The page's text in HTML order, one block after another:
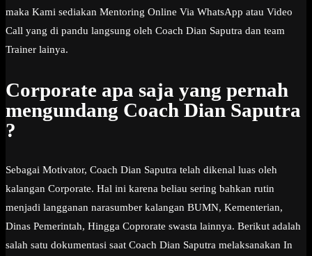
maka Kami sediakan Mentoring Online Via WhatsApp atau Video
Call yang di pandu langsung oleh Coach Dian Saputra dan team
Trainer lainya.
Corporate apa saja yang pernah
mengundang Coach Dian Saputra
?
Sebagai Motivator, Coach Dian Saputra telah dikenal luas oleh
kalangan Corporate. Hal ini karena beliau sering bahkan rutin
menjadi langganan narasumber kalangan BUMN, Kementerian,
Dinas Pemerintah, Hingga Coprorate swasta lainnya. Berikut adalah
salah satu dokumentasi saat Coach Dian Saputra melaksanakan In